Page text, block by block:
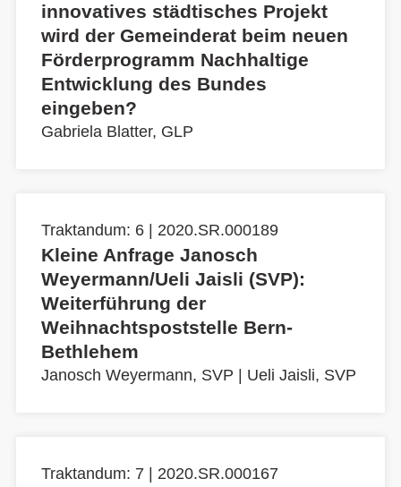
innovatives städtisches Projekt
wird der Gemeinderat beim neuen
Förderprogramm Nachhaltige
Entwicklung des Bundes
eingeben?
Gabriela Blatter, GLP
Traktandum: 6 | 2020.SR.000189
Kleine Anfrage Janosch
Weyermann/Ueli Jaisli (SVP):
Weiterführung der
Weihnachtspoststelle Bern-
Bethlehem
Janosch Weyermann, SVP Ueli Jaisli, SVP
Traktandum: 7 | 2020.SR.000167